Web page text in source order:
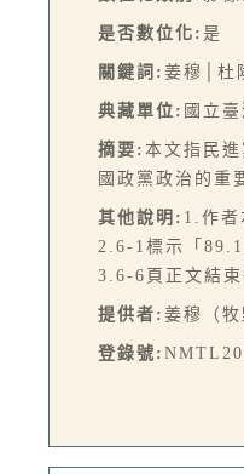
是否數位化: 是
關鍵詞: 姜穆│杜
典藏單位: 國立
摘要: 本文指民
國政黨政治的重
其他說明: 1.作者
2.6-1標示「
3.6-6頁正文結
提供者: 姜穆（牧
登錄號: